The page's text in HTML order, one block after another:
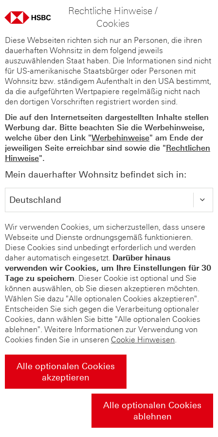
Rechtliche Hinweise /
Cookies
Diese Webseiten richten sich nur an Personen, die ihren
dauerhaften Wohnsitz in dem folgend jeweils
auszuwählenden Staat haben. Die Informationen sind nicht
für US-amerikanische Staatsbürger oder Personen mit
Wohnsitz bzw. ständigem Aufenthalt in den USA bestimmt,
da die aufgeführten Wertpapiere regelmäßig nicht nach
den dortigen Vorschriften registriert worden sind.
Die auf den Internetseiten dargestellten Inhalte stellen
Werbung dar. Bitte beachten Sie die Werbehinweise,
welche über den Link "Werbehinweise" am Ende der
jeweiligen Seite erreichbar sind sowie die "Rechtlichen
Hinweise".
Mein dauerhafter Wohnsitz befindet sich in:
Wir verwenden Cookies, um sicherzustellen, dass unsere
Webseite und Dienste ordnungsgemäß funktionieren.
Diese Cookies sind unbedingt erforderlich und werden
daher automatisch eingesetzt. Darüber hinaus
verwenden wir Cookies, um Ihre Einstellungen für 30
Tage zu speichern. Dieser Cookie ist optional und Sie
können auswählen, ob Sie diesen akzeptieren möchten.
Wählen Sie dazu "Alle optionalen Cookies akzeptieren".
Entscheiden Sie sich gegen die Verarbeitung optionaler
Cookies, dann wählen Sie bitte "Alle optionalen Cookies
ablehnen". Weitere Informationen zur Verwendung von
Cookies finden Sie in unseren Cookie Hinweisen.
Alle optionalen Cookies
akzeptieren
Alle optionalen Cookies
ablehnen